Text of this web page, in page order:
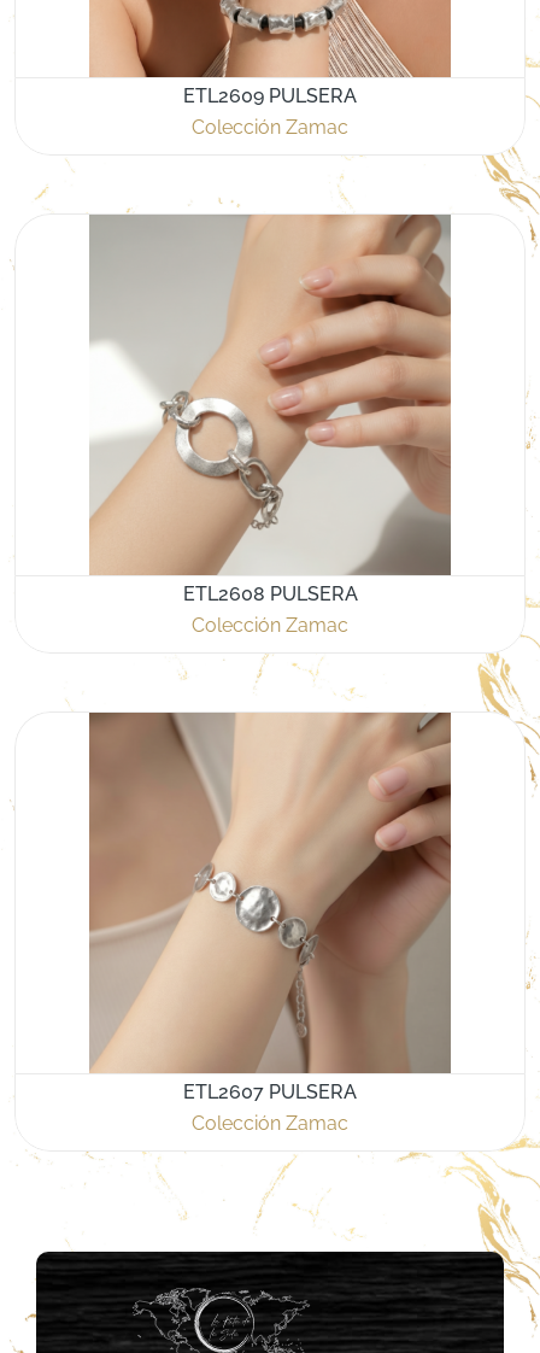
ETL2609 PULSERA
Colección Zamac
ETL2608 PULSERA
Colección Zamac
ETL2607 PULSERA
Colección Zamac